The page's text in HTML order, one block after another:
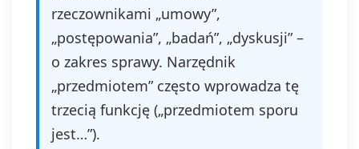
rzeczownikami „umowy”,
„postępowania”, „badań”, „dyskusji” –
o zakres sprawy. Narzędnik
„przedmiotem” często wprowadza tę
trzecią funkcję („przedmiotem sporu
jest…”).